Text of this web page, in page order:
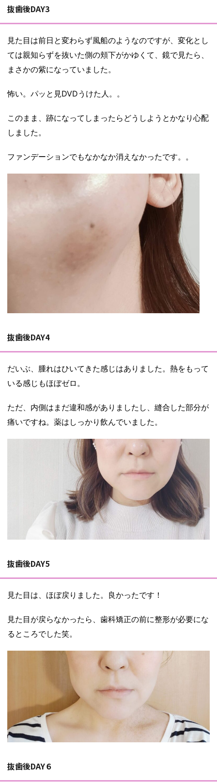
抜歯後DAY3
見た目は前日と変わらず風船のようなのですが、変化とし
ては親知らずを抜いた側の頬下がかゆくて、鏡で見たら、
まさかの紫になっていました。
怖い。パッと見DVDうけた人。。
このまま、跡になってしまったらどうしようとかなり心配
しました。
ファンデーションでもなかなか消えなかったです。。
抜歯後DAY4
だいぶ、腫れはひいてきた感じはありました。熱をもって
いる感じもほぼゼロ。
ただ、内側はまだ違和感がありましたし、縫合した部分が
痛いですね。薬はしっかり飲んでいました。
抜歯後DAY5
見た目は、ほぼ戻りました。良かったです！
見た目が戻らなかったら、歯科矯正の前に整形が必要にな
るところでした笑。
抜歯後DAY６